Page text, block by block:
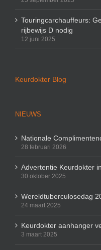
Touringcarchauffeurs:
rijbewijs D nodig
12 juni 2025
Keurdokter Blog
NIEUWS
Nationale
28 februari 2026
Advertentie Keurdokter
30 oktober 2025
Wereldtuberculosedag
24 maart 2025
Keurdokter aanhanger
3 maart 2025